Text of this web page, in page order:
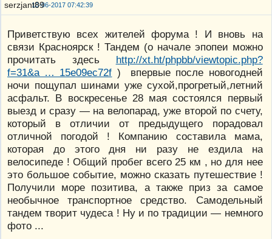
10-06-2017 07:42:39
Приветствую всех жителей форума ! И вновь на
связи Красноярск ! Тандем (о начале эпопеи можно
прочитать здесь http://xt.ht/phpbb/viewtopic.php?
f=31&a … 15e09ec72f ) впервые после новогодней
ночи пощупал шинами уже сухой,прогретый,летний
асфальт. В воскресенье 28 мая состоялся первый
выезд и сразу — на велопарад, уже второй по счету,
который в отличии от предыдущего порадовал
отличной погодой ! Компанию составила мама,
которая до этого дня ни разу не ездила на
велосипеде ! Общий пробег всего 25 км , но для нее
это большое событие, можно сказать путешествие !
Получили море позитива, а также приз за самое
необычное транспортное средство. Самодельный
тандем творит чудеса ! Ну и по традиции — немного
фото ...